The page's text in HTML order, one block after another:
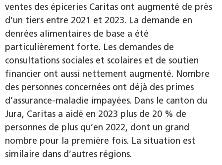
ventes des épiceries Caritas ont augmenté de près
d’un tiers entre 2021 et 2023. La demande en
denrées alimentaires de base a été
particulièrement forte. Les demandes de
consultations sociales et scolaires et de soutien
financier ont aussi nettement augmenté. Nombre
des personnes concernées ont déjà des primes
d’assurance-maladie impayées. Dans le canton du
Jura, Caritas a aidé en 2023 plus de 20 % de
personnes de plus qu’en 2022, dont un grand
nombre pour la première fois. La situation est
similaire dans d’autres régions.